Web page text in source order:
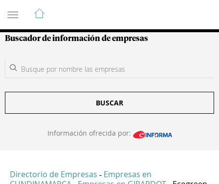
Guía de Empresas Colombianas
Buscador de información de empresas
BUSCAR
Información ofrecida por:
Directorio de Empresas - Empresas en